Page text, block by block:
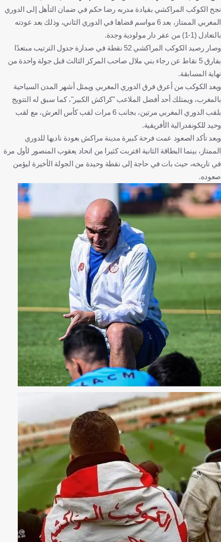
نجح الكوكب المراكشي بقيادة مدربه رضا حكم في ضمان التأهل إلى الدوري
المغربي الممتاز، بعد 6 مواسم قضاها في الدوري الثاني، وذلك بعد عودته
بالتعادل (1-1) من عقر دار مولودية وجدة.
وصار رصيد الكوكب المراكشي 52 نقطة في صدارة جدول الترتيب مبتعدًا
بفارق 5 نقاط عن رجاء بني ملال صاحب المركز الثالث قبل جولة واحدة من
نهاية المسابقة.
ويعد الكوكب من أعرق فرق الدوري المغربي ويمثل أشهر المدن السياحية
بالمغرب، ويمتلك أحد أفضل الملاعب "كراكش الكبير"، كما سبق له التتويج
بلقب الدوري المغربي مرتين، بجانب 6 مرات لقب كأس العرش، مع لقب
وحيد للكونفدرالية الأفريقية.
وبعد تأكد الصعود عمت فرحة كبيرة مدينة مراكش بعودة ناديها للدوري
الممتاز، بينما البطاقة الثانية اقتربت كثيرا من اتحاد يعقوب المنصور لأول مرة
في تاريخه، حيث بات في حاجة إلى نقطة وحيدة من الجولة الأخيرة ليؤمن
صعوده.